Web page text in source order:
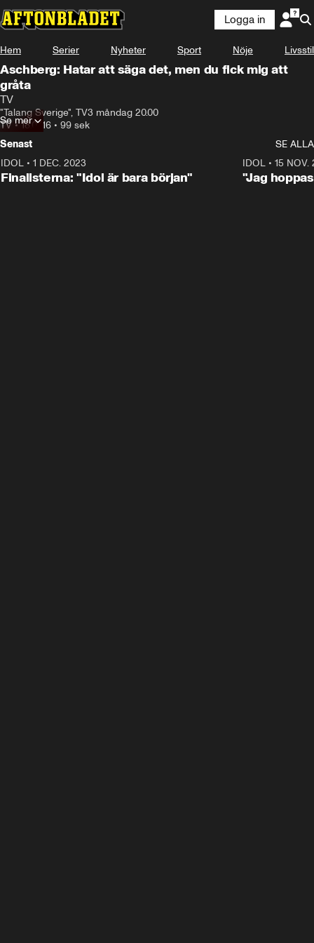
Logga in
Hem Serier Nyheter Sport Nöje Livsstil
Aschberg: Hatar att säga det, men du fick mig att
gråta
TV
"Talang Sverige", TV3 måndag 20.00
TV •18.07.16 • 99 sek
Se mer
Senast
SE ALLA
IDOL • 1 DEC. 2023
Finalisterna: "Idol är bara början"
IDOL• 15 NOV.
"Jag